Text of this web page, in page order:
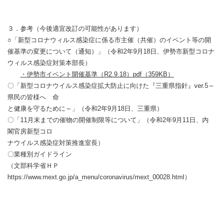
３．参考（今後適宜改訂の可能性があります）
○「新型コロナウィルス感染症に係る市主催（共催）のイベント等の開
催基準の変更について（通知）」（令和2年9月18日、伊勢市新型コロナ
ウィルス感染症対策本部長）
・伊勢市イベント開催基準（R2.9.18）pdf（359KB）
〇「新型コロナウイルス感染症拡大防止に向けた『三重県指針』ver.5～
県民の皆様へ 命
と健康を守るために～」（令和2年9月18日、三重県）
〇「11月末までの催物の開催制限等について」（令和2年9月11日、内
閣官房新型コロ
ナウイルス感染症対策推進室長）
〇業種別ガイドライン
（文部科学省ＨＰ
https://www.mext.go.jp/a_menu/coronavirus/mext_00028.html）